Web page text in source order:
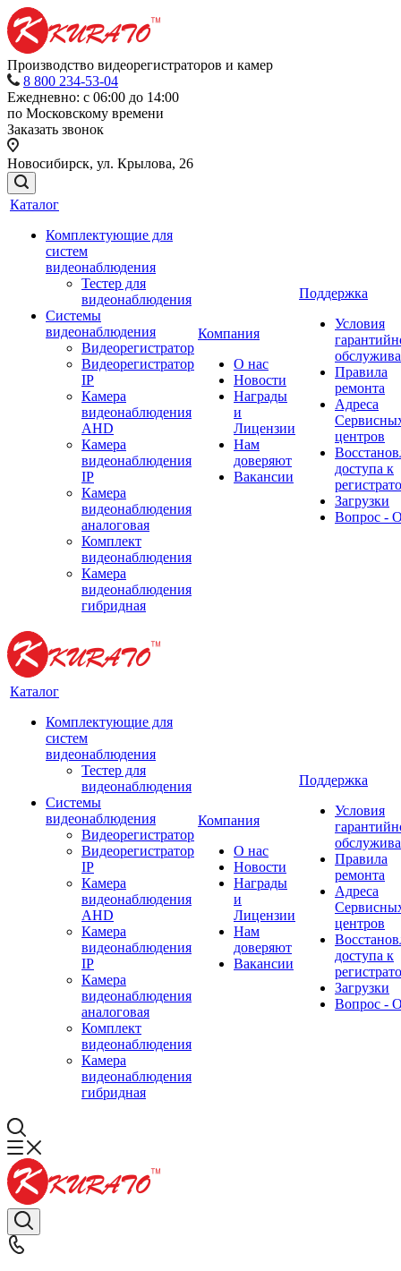
Производство видеорегистраторов и камер
8 800 234-53-04
Ежедневно: с 06:00 до 14:00
по Московскому времени
Заказать звонок
Новосибирск, ул. Крылова, 26
Каталог
Комплектующие для
систем
видеонаблюдения
Тестер для
видеонаблюдения
Системы
видеонаблюдения
Видеорегистратор
Видеорегистратор
IP
Камера
видеонаблюдения
AHD
Камера
видеонаблюдения
IP
Камера
видеонаблюдения
аналоговая
Комплект
видеонаблюдения
Камера
видеонаблюдения
гибридная
Компания
О нас
Новости
Награды
и
Лицензии
Нам
доверяют
Вакансии
Поддержка
Условия
Правила
ремонта
Адреса
центров
доступа к
Загрузки
Вопрос -
Каталог
Комплектующие для
систем
видеонаблюдения
Тестер для
видеонаблюдения
Системы
видеонаблюдения
Видеорегистратор
Видеорегистратор
IP
Камера
видеонаблюдения
AHD
Камера
видеонаблюдения
IP
Камера
видеонаблюдения
аналоговая
Комплект
видеонаблюдения
Камера
видеонаблюдения
гибридная
Компания
О нас
Новости
Награды
и
Лицензии
Нам
доверяют
Вакансии
Поддержка
Условия
Правила
ремонта
Адреса
центров
доступа к
Загрузки
Вопрос -